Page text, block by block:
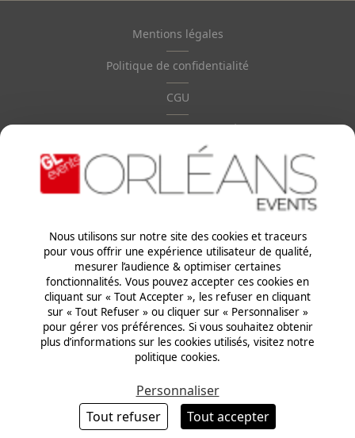
Mentions légales
Politique de confidentialité
CGU
Ethiques & Conformité
Paragraphes
Paragraphes
Paragraphes
Ckeditor
Orléans events
Rue du Président Robert Schuman
02 38 56 97 10
Nous utilisons sur notre site des cookies et traceurs
pour vous offrir une expérience utilisateur de qualité,
mesurer l’audience & optimiser certaines
fonctionnalités. Vous pouvez accepter ces cookies en
cliquant sur « Tout Accepter », les refuser en cliquant
sur « Tout Refuser » ou cliquer sur « Personnaliser »
pour gérer vos préférences. Si vous souhaitez obtenir
plus d’informations sur les cookies utilisés, visitez notre
politique cookies.
Tout accepter
Tout refuser
Personnaliser